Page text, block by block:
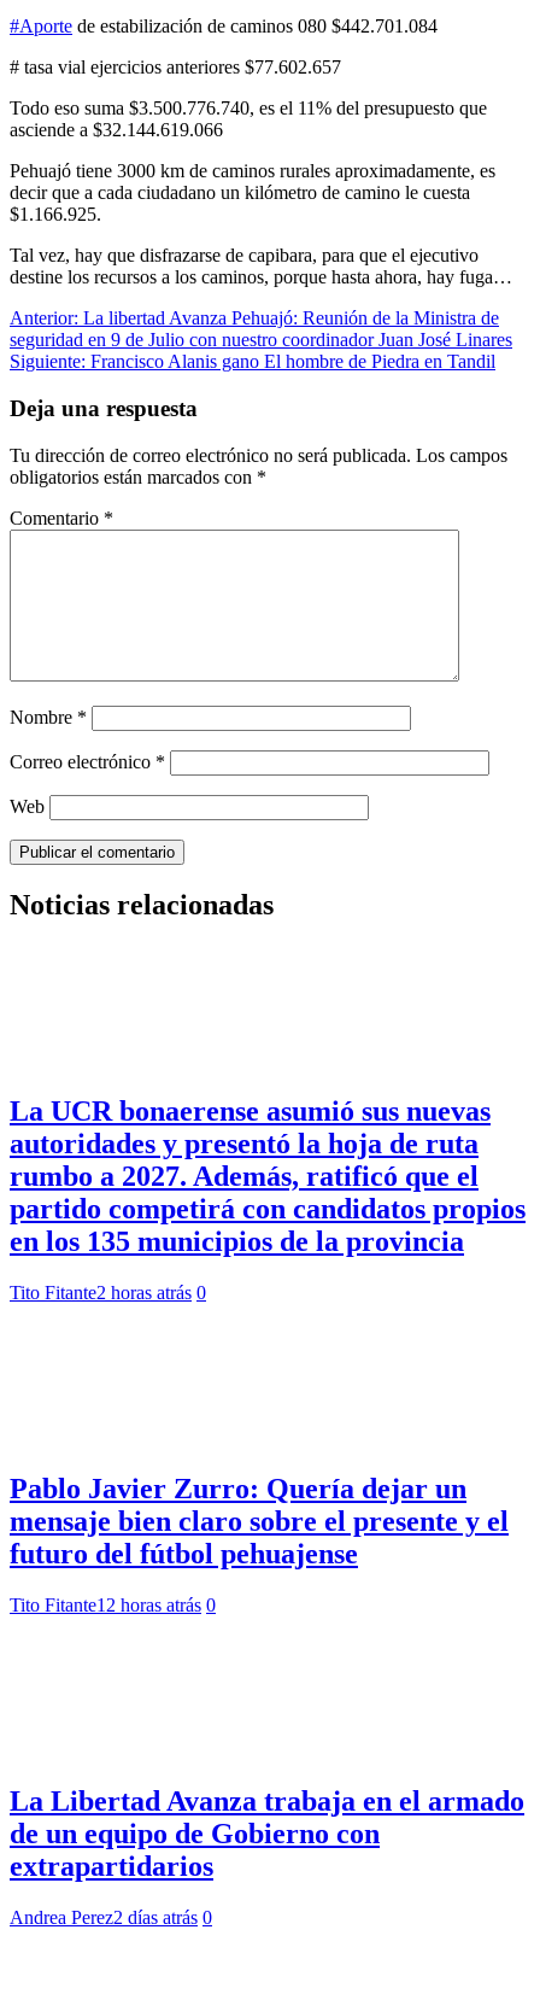
#Aporte de estabilización de caminos 080 $442.701.084
# tasa vial ejercicios anteriores $77.602.657
Todo eso suma $3.500.776.740, es el 11% del presupuesto que
asciende a $32.144.619.066
Pehuajó tiene 3000 km de caminos rurales aproximadamente, es
decir que a cada ciudadano un kilómetro de camino le cuesta
$1.166.925.
Tal vez, hay que disfrazarse de capibara, para que el ejecutivo
destine los recursos a los caminos, porque hasta ahora, hay fuga…
Navegación
de
Anterior: La libertad Avanza Pehuajó: Reunión de la Ministra de
seguridad en 9 de Julio con nuestro coordinador Juan José Linares
Siguiente: Francisco Alanis gano El hombre de Piedra en Tandil
Deja una respuesta
Tu dirección de correo electrónico no será publicada. Los campos
obligatorios están marcados con *
Comentario *
Nombre *
Correo electrónico *
Web
Noticias relacionadas
La UCR bonaerense asumió sus nuevas
autoridades y presentó la hoja de ruta
rumbo a 2027. Además, ratificó que el
partido competirá con candidatos propios
en los 135 municipios de la provincia
Tito Fitante2 horas atrás 0
Pablo Javier Zurro: Quería dejar un
mensaje bien claro sobre el presente y el
futuro del fútbol pehuajense
Tito Fitante12 horas atrás 0
La Libertad Avanza trabaja en el armado
de un equipo de Gobierno con
extrapartidarios
Andrea Perez2 días atrás 0